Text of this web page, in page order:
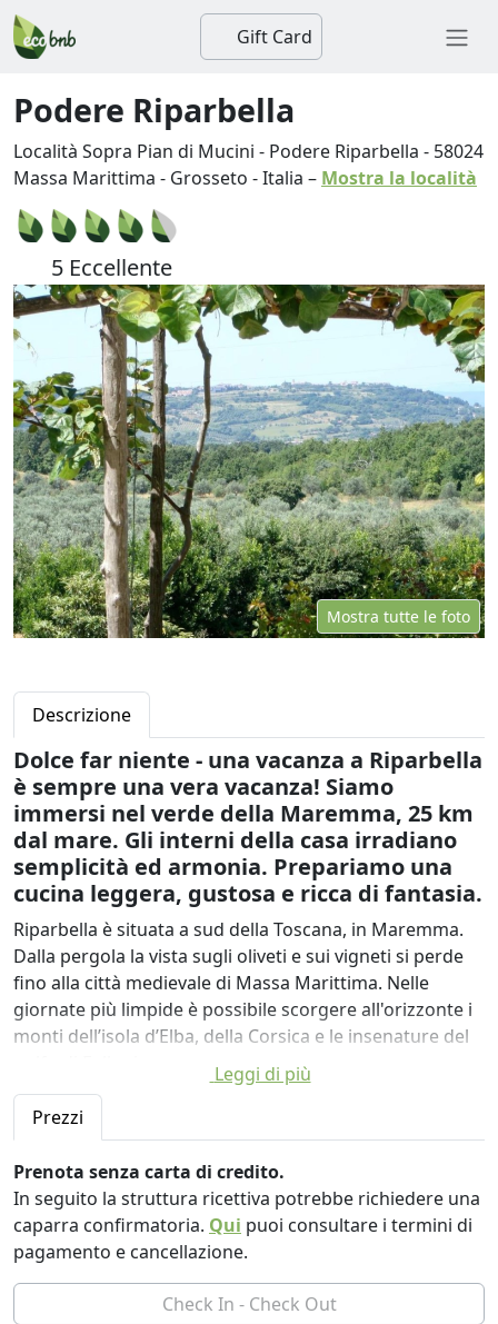
Gift Card
Podere Riparbella
Località Sopra Pian di Mucini - Podere Riparbella - 58024
Massa Marittima - Grosseto -Italia – Mostra la località
5 Eccellente
Mostra tutte le foto
Descrizione
Dolce far niente - una vacanza a Riparbella
è sempre una vera vacanza! Siamo
immersi nel verde della Maremma, 25 km
dal mare. Gli interni della casa irradiano
semplicità ed armonia. Prepariamo una
cucina leggera, gustosa e ricca di fantasia.
Riparbella è situata a sud della Toscana, in Maremma.
Dalla pergola la vista sugli oliveti e sui vigneti si perde
fino alla città medievale di Massa Marittima. Nelle
giornate più limpide è possibile scorgere all'orizzonte i
monti dell’isola d’Elba, della Corsica e le insenature del
Riparbella è circondata da 46 ettari di bosco e di
seminativi di proprietà, dove coltiviamo prodotti
biologici controllati. Vicino alla cucina si estende l’orto
con la sua varietà di bacche ed erbette, di menta e di
salvia dai colori di straordinaria bellezza. Anche cani e
gatti sono parte integrante dell’ambiente, così come gli
asini amiatini. Passeggiando in giù si arriva ai nostri
vigneti. Da queste uve produciamo diversi tipi di vini.
Leggi di più
Prezzi
Prenota senza carta di credito.
In seguito la struttura ricettiva potrebbe richiedere una
caparra confirmatoria. Qui puoi consultare i termini di
pagamento e cancellazione.